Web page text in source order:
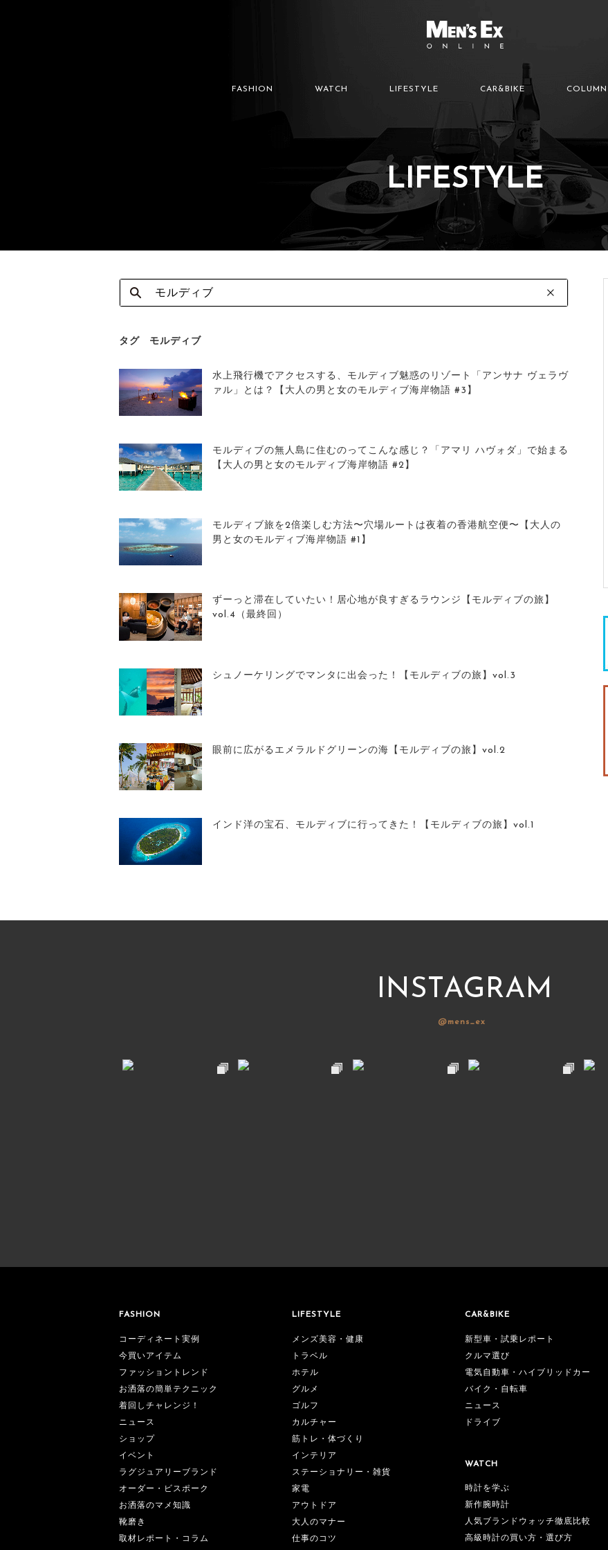
FASHION WATCH LIFESTYLE CAR&BIKE COLUMN
LIFESTYLE
タグ モルディブ
水上飛行機でアクセスする、モルディブ魅惑のリゾート「アンサナ ヴェラヴ
ァル」とは？【大人の男と女のモルディブ海岸物語 #3】
モルディブの無人島に住むのってこんな感じ？「アマリ ハヴォダ」で始まる
【大人の男と女のモルディブ海岸物語 #2】
モルディブ旅を2倍楽しむ方法〜穴場ルートは夜着の香港航空便〜【大人の
男と女のモルディブ海岸物語 #1】
ずーっと滞在していたい！居心地が良すぎるラウンジ【モルディブの旅】
vol.4（最終回）
シュノーケリングでマンタに出会った！【モルディブの旅】vol.3
眼前に広がるエメラルドグリーンの海【モルディブの旅】vol.2
インド洋の宝石、モルディブに行ってきた！【モルディブの旅】vol.1
INSTAGRAM
@mens_ex
FASHION
コーディネート実例
今買いアイテム
ファッショントレンド
お洒落の簡単テクニック
着回しチャレンジ！
ニュース
ショップ
イベント
ラグジュアリーブランド
オーダー・ビスポーク
お洒落のマメ知識
靴磨き
取材レポート・コラム
LIFESTYLE
メンズ美容・健康
トラベル
ホテル
グルメ
ゴルフ
カルチャー
筋トレ・体づくり
インテリア
ステーショナリー・雑貨
家電
アウトドア
大人のマナー
仕事のコツ
CAR&BIKE
新型車・試乗レポート
クルマ選び
電気自動車・ハイブリッドカー
バイク・自転車
ニュース
ドライブ
WATCH
時計を学ぶ
新作腕時計
人気ブランドウォッチ徹底比較
高級時計の買い方・選び方